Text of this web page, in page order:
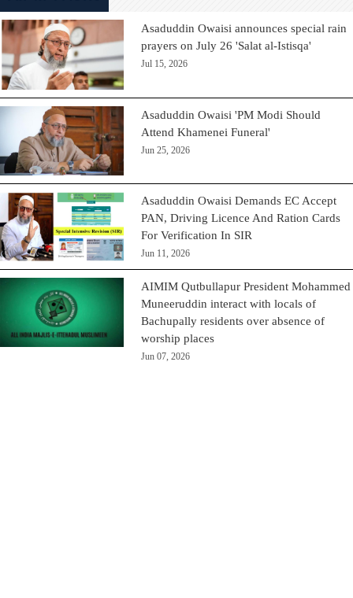
Asaduddin Owaisi announces special rain
prayers on July 26 'Salat al-Istisqa'
Jul 15, 2026
Asaduddin Owaisi 'PM Modi Should
Attend Khamenei Funeral'
Jun 25, 2026
Asaduddin Owaisi Demands EC Accept
PAN, Driving Licence And Ration Cards
For Verification In SIR
Jun 11, 2026
AIMIM Qutbullapur President Mohammed
Muneeruddin interact with locals of
Bachupally residents over absence of
worship places
Jun 07, 2026